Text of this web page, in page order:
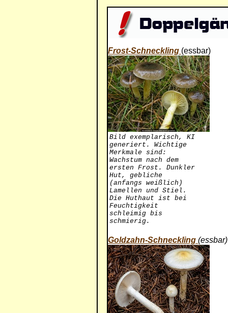
Frost-Schneckling (essbar)
Bild exemplarisch, KI
generiert. Wichtige
Merkmale sind:
Wachstum nach dem
ersten Frost. Dunkler
Hut, gebliche
(anfangs weißlich)
Lamellen und Stiel.
Die Huthaut ist bei
Feuchtigkeit
schleimig bis
schmierig.
Goldzahn-Schneckling (essbar)